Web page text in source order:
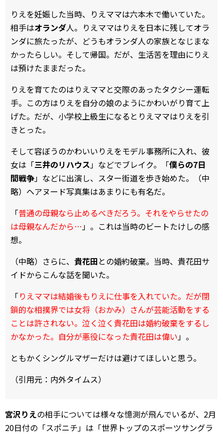
りえを妊娠した当時、りえママは六本木で働いていた。
相手はオランダ人。りえママはりえを日本に残してオラ
ンダに旅たったが、どうもオランダ人の家族となじまな
かったらしい。そして帰国。だが、生活苦を理由にりえ
は預けたままだった。
りえを育てたのはりえママと交際のあったタクシー運転
手。この方はりえを自分の娘のようにかわいがり育て上
げた。だが、小学校上級生になるとりえママはりえを引
きとった。
そして容ぼうのかわいいりえをモデル事務所に入れ、彼
女は「三井のリハウス 」などでブレイク。「僕らの7日
間戦争」などに出演し、スター街道を歩き始めた。（中
略）ヘアヌード写真集はあまりにも有名だ。
「普通の母親なら止めるべきだろう。それをやらせたの
は母親なんだから… 」。これは当時のビートたけしの感
想。
（中略）さらに、 貴花田との婚約破棄。当時、貴花田サ
イドからこんな話を聞いた。
「りえママは結婚後もりえに仕事を入れていた。だが閉
鎖的な相撲界では女将（おかみ）さんが芸能活動をする
ことは許されない。泣く泣く貴花田は婚約破棄をするし
かなかった。自分が悪役になった貴花田は偉い 」。
ともかくシングルマザーだけは避けてほしいと思う。
（引用元：内外タイムス）
宮沢りえの相手については様々な憶測が飛んでいるが、2月
20日付の「スポニチ」は「世界トップのスポーツサングラ